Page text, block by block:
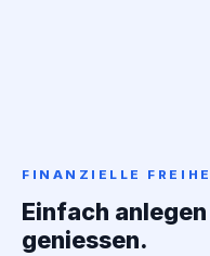
FINANZIELLE
Einfach
geniessen.